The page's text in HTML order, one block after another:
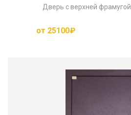
Дверь с верхней фрамугой
от 25100₽